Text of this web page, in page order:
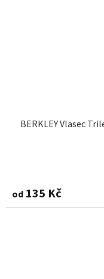
BERKLEY Vlasec
od 135 Kč